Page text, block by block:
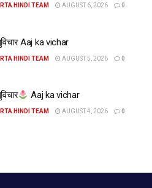
HINDI TEAM AUGUST 6, 2026 0
Aaj ka vichar
HINDI TEAM AUGUST 5, 2026 0
Aaj ka vichar
HINDI TEAM AUGUST 4, 2026 0